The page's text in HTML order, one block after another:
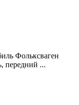
Фольксваген
передний ...